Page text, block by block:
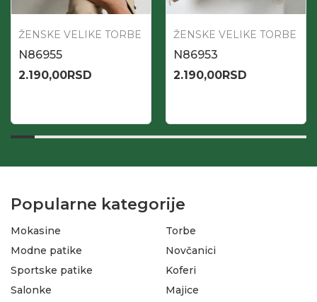
ŽENSKE VELIKE TORBE
N86955
2.190,00RSD
ŽENSKE VELIKE TORBE
N86953
2.190,00RSD
Popularne kategorije
Mokasine
Modne patike
Sportske patike
Salonke
Torbe
Novčanici
Koferi
Majice